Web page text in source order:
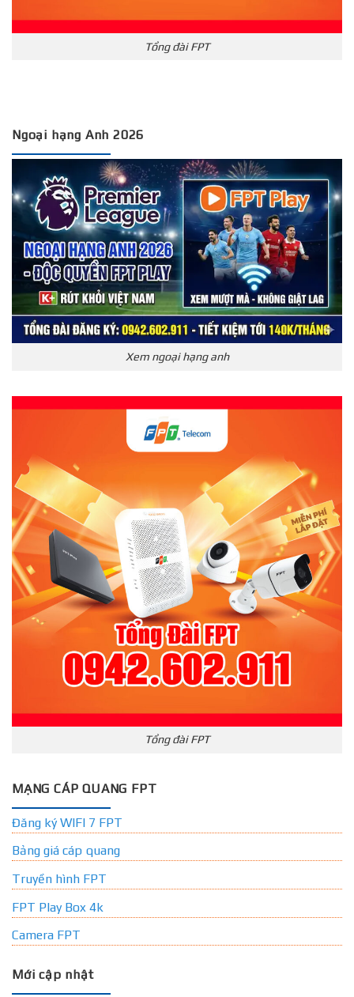
Tổng đài FPT
Ngoại hạng Anh 2026
Xem ngoại hạng anh
Tổng đài FPT
MẠNG CÁP QUANG FPT
Đăng ký WIFI 7 FPT
Bảng giá cáp quang
Truyền hình FPT
FPT Play Box 4k
Camera FPT
Mới cập nhật